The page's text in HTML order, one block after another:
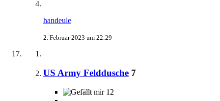
handeule
2. Februar 2023 um 22:29
US Army Felddusche 7
12